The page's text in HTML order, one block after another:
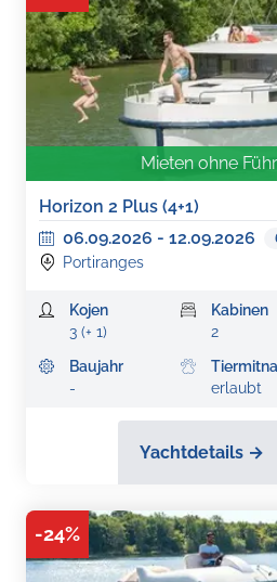
Mieten ohne
Horizon 2 Plus (4+1)
06.09.2026 - 12.09.2026
Portiranges
Kojen
3 (+ 1)
Kabinen
2
Baujahr
-
erlaubt
Yachtdetails →
-24%